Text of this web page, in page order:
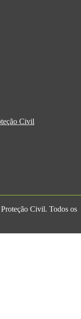
Civil
Civil. Todos os